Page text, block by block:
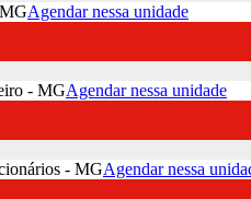
Agendar nessa unidade
- MGAgendar nessa unidade
- MGAgendar nessa